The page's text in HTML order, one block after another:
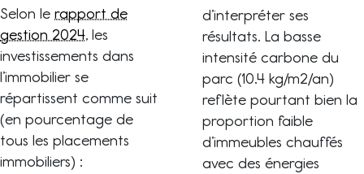
Selon le rapport de
gestion 2024, les
investissements dans
l’immobilier se
répartissent comme suit
(en pourcentage de
tous les placements
immobiliers) :
d’interpréter ses
résultats. La basse
intensité carbone du
parc (10.4 kg/m2/an)
reflète pourtant bien la
proportion faible
d’immeubles chauffés
avec des énergies